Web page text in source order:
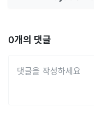
0개의 댓글